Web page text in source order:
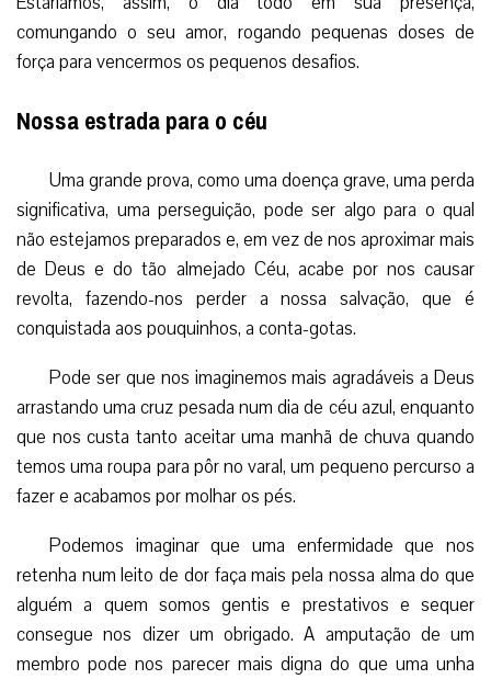
comungando o seu amor, rogando pequenas doses de
força para vencermos os pequenos desafios.
Nossa estrada para o céu
Uma grande prova, como uma doença grave, uma perda
significativa, uma perseguição, pode ser algo para o qual
não estejamos preparados e, em vez de nos aproximar mais
de Deus e do tão almejado Céu, acabe por nos causar
revolta, fazendo-nos perder a nossa salvação, que é
conquistada aos pouquinhos, a conta-gotas.
Pode ser que nos imaginemos mais agradáveis a Deus
arrastando uma cruz pesada num dia de céu azul, enquanto
que nos custa tanto aceitar uma manhã de chuva quando
temos uma roupa para pôr no varal, um pequeno percurso a
fazer e acabamos por molhar os pés.
Podemos imaginar que uma enfermidade que nos
retenha num leito de dor faça mais pela nossa alma do que
alguém a quem somos gentis e prestativos e sequer
consegue nos dizer um obrigado. A amputação de um
membro pode nos parecer mais digna do que uma unha